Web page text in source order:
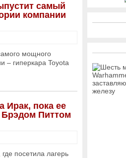
самый
компании
мощного
– гиперкара Toyota
Ирак, пока ее
Брэдом Питтом
посетила лагерь